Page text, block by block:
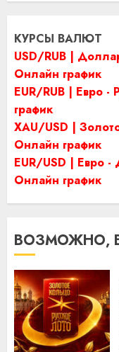
КУРСЫ ВАЛЮТ
USD/RUB |
Онлайн график
EUR/RUB | Евро -
график
XAU/USD |
Онлайн график
EUR/USD | Евро
Онлайн график
ВОЗМОЖНО,